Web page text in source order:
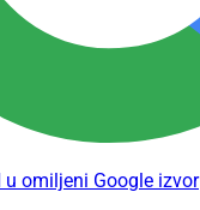
u omiljeni Google izvor